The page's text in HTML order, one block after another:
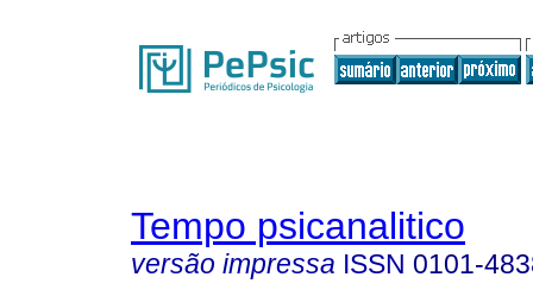
Tempo psicanalitico
versão impressa ISSN 0101-